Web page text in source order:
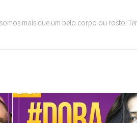
mais que um belo corpo ou rosto!